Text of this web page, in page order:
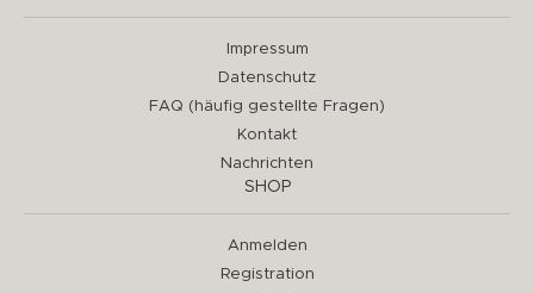
Impressum
Datenschutz
FAQ (häufig gestellte Fragen)
Kontakt
Nachrichten
SHOP
Anmelden
Registration